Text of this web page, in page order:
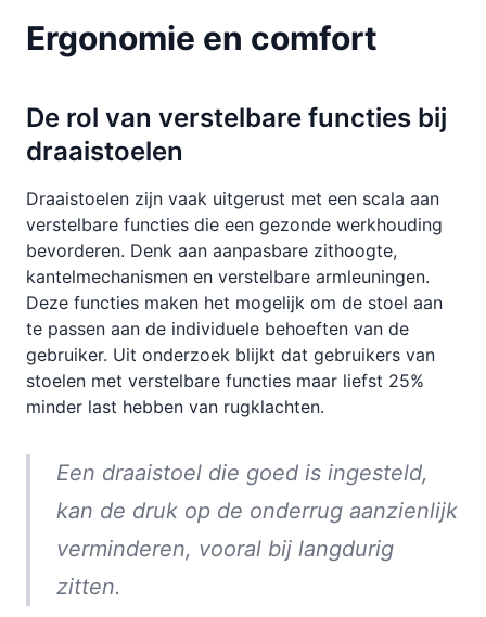
Ergonomie en comfort
De rol van verstelbare functies bij
draaistoelen
Draaistoelen zijn vaak uitgerust met een scala aan
verstelbare functies die een gezonde werkhouding
bevorderen. Denk aan aanpasbare zithoogte,
kantelmechanismen en verstelbare armleuningen.
Deze functies maken het mogelijk om de stoel aan
te passen aan de individuele behoeften van de
gebruiker. Uit onderzoek blijkt dat gebruikers van
stoelen met verstelbare functies maar liefst 25%
minder last hebben van rugklachten.
Een draaistoel die goed is ingesteld,
kan de druk op de onderrug aanzienlijk
verminderen, vooral bij langdurig
zitten.